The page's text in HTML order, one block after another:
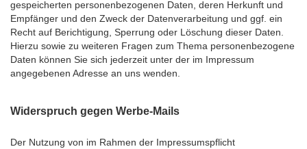
gespeicherten personenbezogenen Daten, deren Herkunft und
Empfänger und den Zweck der Datenverarbeitung und ggf. ein
Recht auf Berichtigung, Sperrung oder Löschung dieser Daten.
Hierzu sowie zu weiteren Fragen zum Thema personenbezogene
Daten können Sie sich jederzeit unter der im Impressum
angegebenen Adresse an uns wenden.
Widerspruch gegen Werbe-Mails
Der Nutzung von im Rahmen der Impressumspflicht